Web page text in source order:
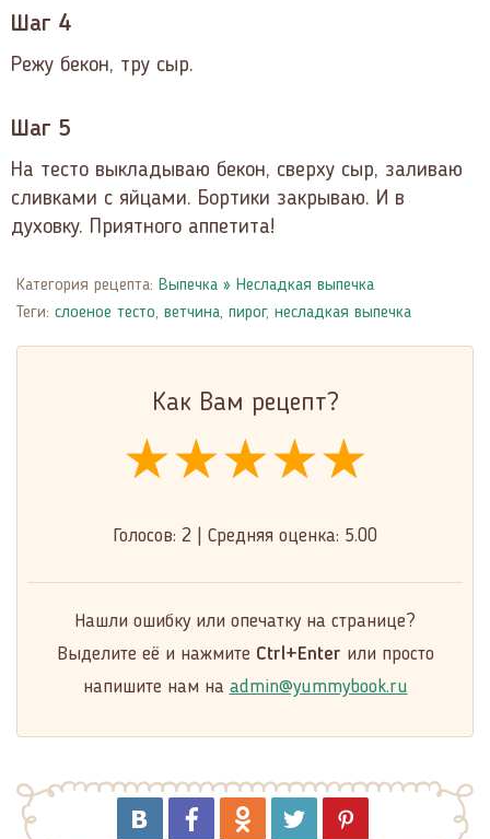
Шаг 4
Режу бекон, тру сыр.
Шаг 5
На тесто выкладываю бекон, сверху сыр, заливаю
сливками с яйцами. Бортики закрываю. И в
духовку. Приятного аппетита!
Категория рецепта: Выпечка » Несладкая выпечка
Теги: слоеное тесто, ветчина, пирог, несладкая выпечка
Как Вам рецепт?
★★★★★
★★★★★
★★★★★
Голосов: 2 Средняя оценка: 5.00
Нашли ошибку или опечатку на странице?
Выделите её и нажмите Ctrl+Enter или просто
напишите нам на admin@yummybook.ru